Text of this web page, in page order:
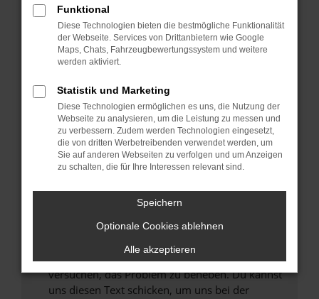
verhindern. Funktioniert die Seite in einem
anderen Browser oder in einem privaten
Fenster?
Starte dein Gerät neu.
Probleme zu beheben.
Stelle sicher, dass dein Browser und dein
Betriebssystem auf dem neuesten Stand
sind.
Veraltete Software birgt nicht nur ein
Sicherheitsrisiko, sondern kann auch dazu
führen, dass bestimmte Funktionen nicht mehr
unterstützt werden.
Wende dich an den Webseitenbetreiber.
Wenn du alle oben genannten Schritte versucht
hast, kontaktiere uns bitte. Wir werden
versuchen, das Problem zu beheben. Du kannst
uns diesen Text schicken, um uns bei der
Funktional
Diese Technologien bieten die bestmögliche Funktionalität
der Webseite. Services von Drittanbietern wie Google
Maps, Chats, Fahrzeugbewertungssystem und weitere
werden aktiviert.
Statistik und Marketing
Diese Technologien ermöglichen es uns, die Nutzung der
Webseite zu analysieren, um die Leistung zu messen und
zu verbessern. Zudem werden Technologien eingesetzt,
die von dritten Werbetreibenden verwendet werden, um
Sie auf anderen Webseiten zu verfolgen und um Anzeigen
zu schalten, die für Ihre Interessen relevant sind.
Speichern
Optionale Cookies ablehnen
Alle akzeptieren